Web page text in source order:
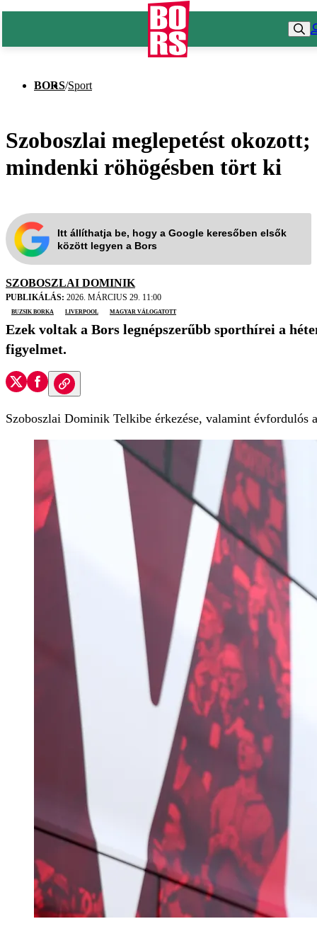
BORS/Sport
Szoboszlai meglepetést okozott;
mindenki röhögésben tört ki
Itt állíthatja be, hogy a Google keresőben elsők
között legyen a Bors
SZOBOSZLAI DOMINIK
PUBLIKÁLÁS: 2026. MÁRCIUS 29. 11:00
Buzsik Borka
Liverpool magyar válogatott
Ezek voltak a Bors legnépszerűbb sporthírei a
figyelmet.
Szoboszlai Dominik Telkibe érkezése, valamint